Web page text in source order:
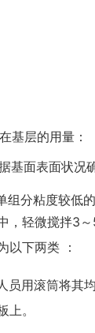
基层的用量：
基面表面状况
组分粘度较低
，轻微搅拌3
以下两类 ：
用滚筒将其
。